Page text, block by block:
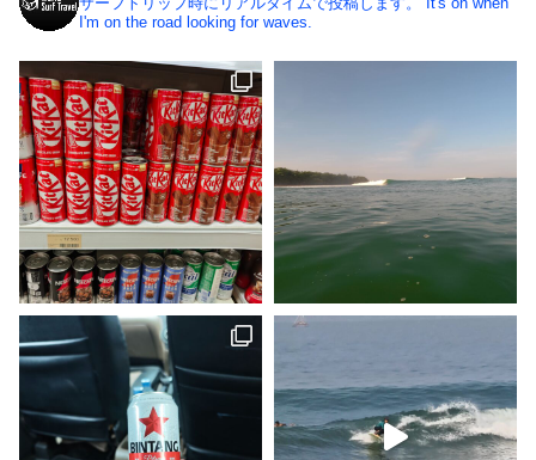
I'm on the road looking for waves.